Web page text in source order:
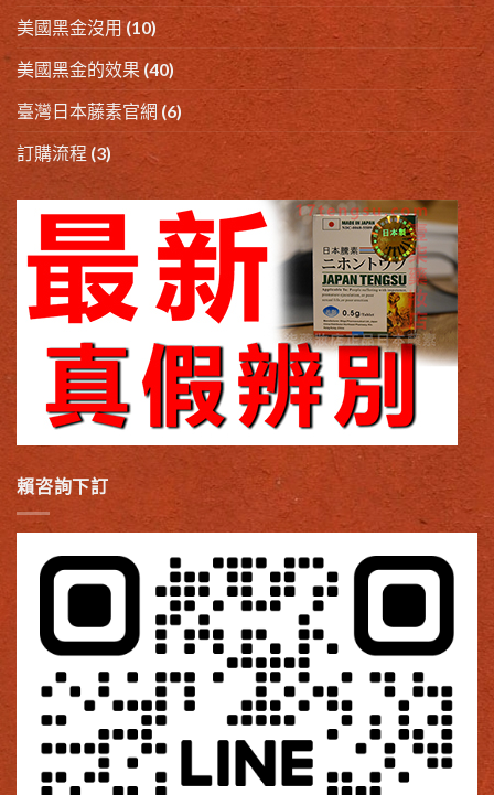
美國黑金沒用(10)
美國黑金的效果(40)
臺灣日本藤素官網 (6)
訂購流程 (3)
賴咨詢下訂